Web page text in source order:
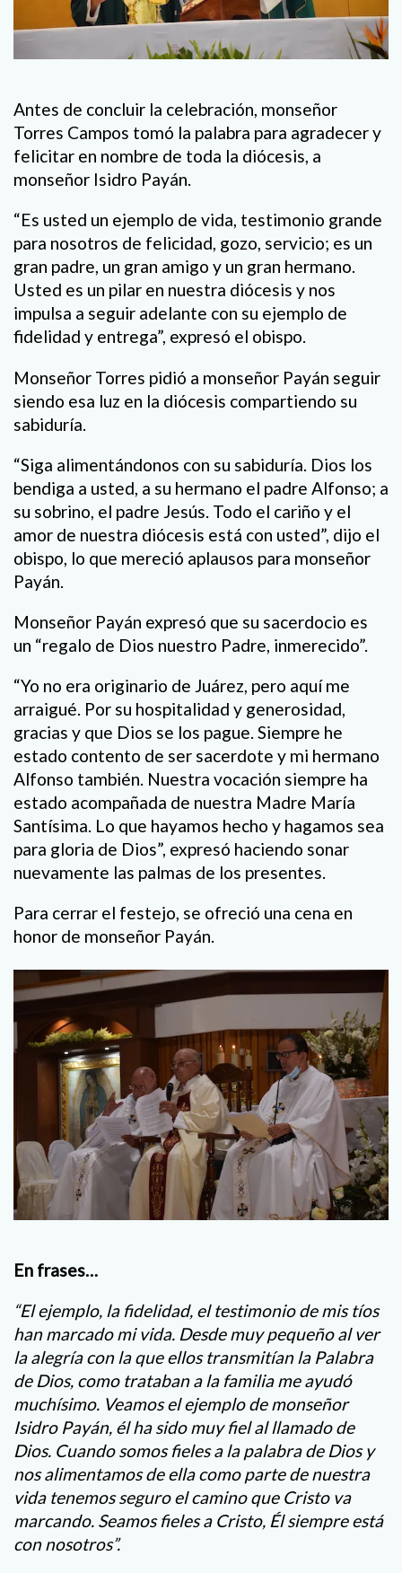
Antes de concluir la celebración, monseñor
Torres Campos tomó la palabra para agradecer y
felicitar en nombre de toda la diócesis, a
monseñor Isidro Payán.
“Es usted un ejemplo de vida, testimonio grande
para nosotros de felicidad, gozo, servicio; es un
gran padre, un gran amigo y un gran hermano.
Usted es un pilar en nuestra diócesis y nos
impulsa a seguir adelante con su ejemplo de
fidelidad y entrega”, expresó el obispo.
Monseñor Torres pidió a monseñor Payán seguir
siendo esa luz en la diócesis compartiendo su
sabiduría.
“Siga alimentándonos con su sabiduría. Dios los
bendiga a usted, a su hermano el padre Alfonso; a
su sobrino, el padre Jesús. Todo el cariño y el
amor de nuestra diócesis está con usted”, dijo el
obispo, lo que mereció aplausos para monseñor
Payán.
Monseñor Payán expresó que su sacerdocio es
un “regalo de Dios nuestro Padre, inmerecido”.
“Yo no era originario de Juárez, pero aquí me
arraigué. Por su hospitalidad y generosidad,
gracias y que Dios se los pague. Siempre he
estado contento de ser sacerdote y mi hermano
Alfonso también. Nuestra vocación siempre ha
estado acompañada de nuestra Madre María
Santísima. Lo que hayamos hecho y hagamos sea
para gloria de Dios”, expresó haciendo sonar
nuevamente las palmas de los presentes.
Para cerrar el festejo, se ofreció una cena en
honor de monseñor Payán.
En frases…
“El ejemplo, la fidelidad, el testimonio de mis tíos
han marcado mi vida. Desde muy pequeño al ver
la alegría con la que ellos transmitían la Palabra
de Dios, como trataban a la familia me ayudó
muchísimo. Veamos el ejemplo de monseñor
Isidro Payán, él ha sido muy fiel al llamado de
Dios. Cuando somos fieles a la palabra de Dios y
nos alimentamos de ella como parte de nuestra
vida tenemos seguro el camino que Cristo va
marcando. Seamos fieles a Cristo, Él siempre está
con nosotros”.